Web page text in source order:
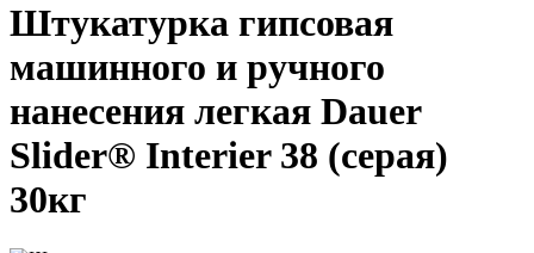
Штукатурка гипсовая
машинного и ручного
нанесения легкая Dauer
Slider® Interier 38 (серая)
30кг